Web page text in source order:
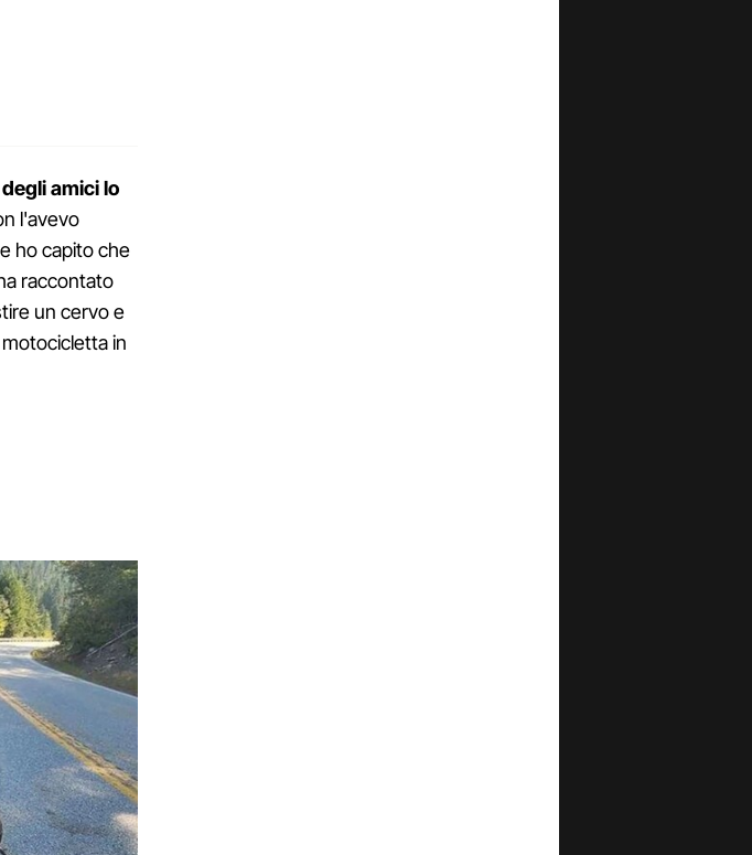
amici lo
l'avevo
ho capito che
raccontato
un cervo e
in